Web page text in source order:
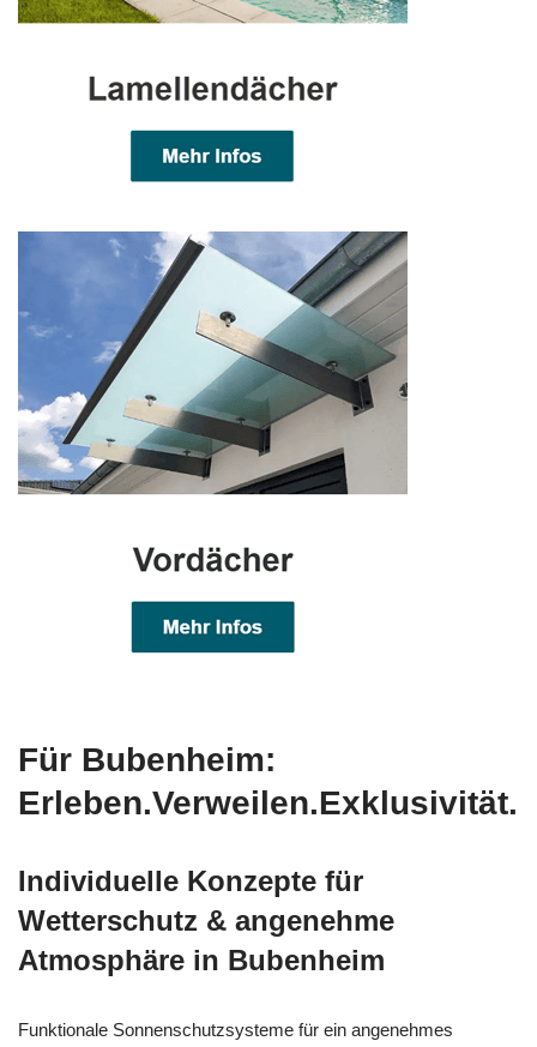
Für Bubenheim:
Erleben.Verweilen.Exklusivität.
Individuelle Konzepte für
Wetterschutz & angenehme
Atmosphäre in Bubenheim
Funktionale Sonnenschutzsysteme für ein angenehmes